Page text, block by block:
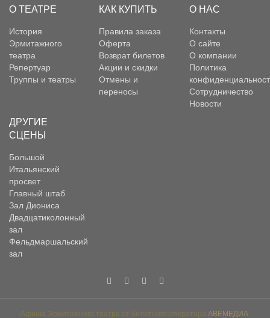
О ТЕАТРЕ
История
Эрмитажного
театра
Репертуар
Труппы и театры
КАК КУПИТЬ
Правила заказа
Оферта
Возврат билетов
Акции и скидки
Отмены и
переносы
О НАС
Контакты
О сайте
О компании
Политика
Сотрудничество
Новости
ДРУГИЕ
СЦЕНЫ
Большой
Итальянский
просвет
Главный штаб
Зал Диониса
Двадцатиколонный
зал
Фельдмаршальский
зал
Афиша Эрмитажного театра от билетного оператора АВЕМЕДИА.